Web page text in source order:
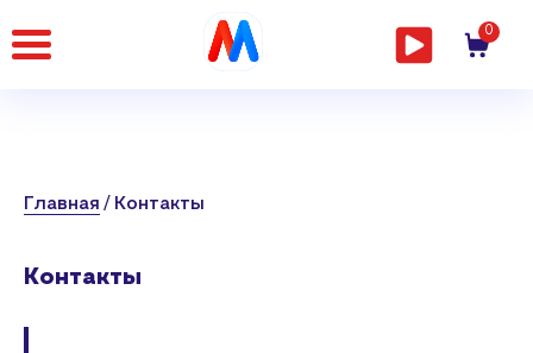
Главная
страница
0
Главная Контакты
Контакты